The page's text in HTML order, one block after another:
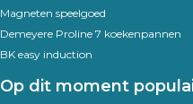
Magneten speelgoed
Demeyere Proline 7 koekenpannen
BK easy induction
Op dit moment